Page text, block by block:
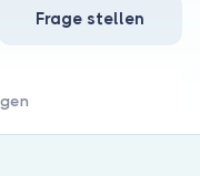
Frage stellen